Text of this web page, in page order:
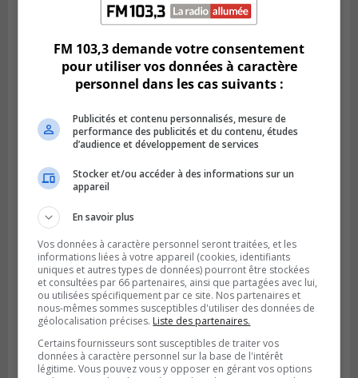
Publié le 6 août 2026 à 05h39
inoffensive
Publié le 5 août 2026 à 09h42
La SQ lance un appel à la population pour
retrouver un homme disparu
FM 103,3 demande votre consentement
pour utiliser vos données à caractère
personnel dans les cas suivants :
Publicités et contenu personnalisés, mesure de
performance des publicités et du contenu, études
d’audience et développement de services
Stocker et/ou accéder à des informations sur un
appareil
En savoir plus
Vos données à caractère personnel seront traitées, et les
informations liées à votre appareil (cookies, identifiants
uniques et autres types de données) pourront être stockées
et consultées par 66 partenaires, ainsi que partagées avec lui,
ou utilisées spécifiquement par ce site. Nos partenaires et
nous-mêmes sommes susceptibles d'utiliser des données de
géolocalisation précises. Liste des partenaires.
Certains fournisseurs sont susceptibles de traiter vos
données à caractère personnel sur la base de l'intérêt
légitime. Vous pouvez vous y opposer en gérant vos options